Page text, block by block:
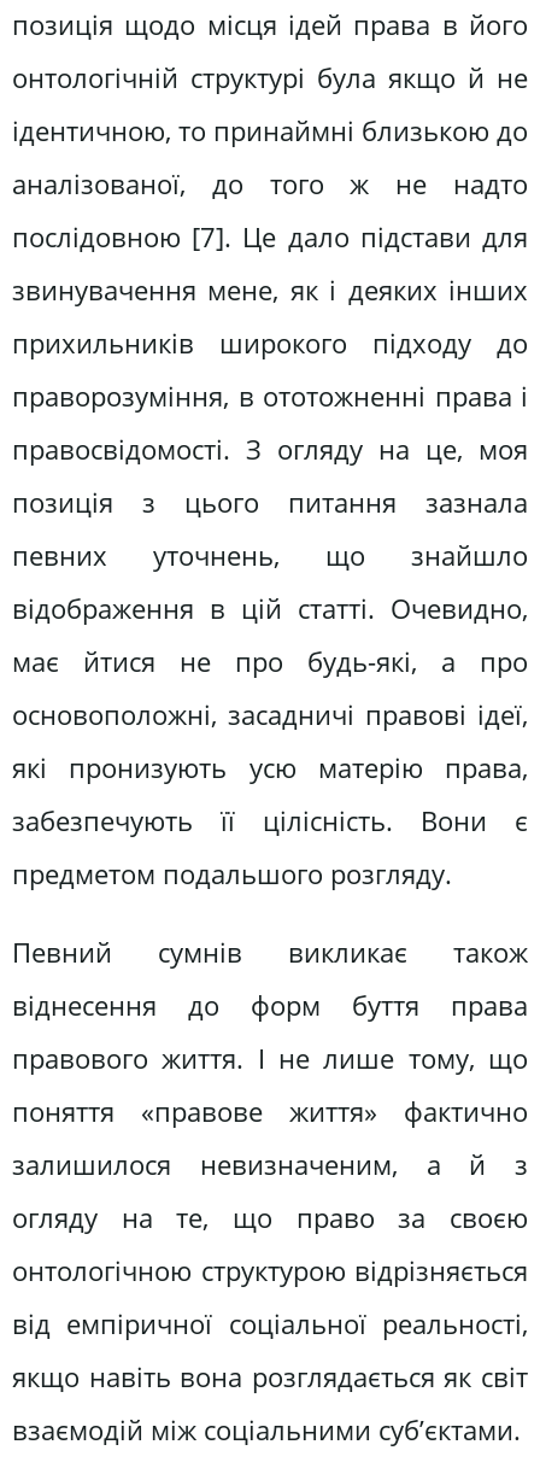
позиція щодо місця ідей права в його
онтологічній структурі була якщо й не
ідентичною, то принаймні близькою до
аналізованої, до того ж не надто
послідовною [7]. Це дало підстави для
звинувачення мене, як і деяких інших
прихильників широкого підходу до
праворозуміння, в ототожненні права і
правосвідомості. З огляду на це, моя
позиція з цього питання зазнала
певних уточнень, що знайшло
відображення в цій статті. Очевидно,
має йтися не про будь-які, а про
основоположні, засадничі правові ідеї,
які пронизують усю матерію права,
забезпечують її цілісність. Вони є
предметом подальшого розгляду.
Певний сумнів викликає також
віднесення до форм буття права
правового життя. І не лише тому, що
поняття «правове життя» фактично
залишилося невизначеним, а й з
огляду на те, що право за своєю
онтологічною структурою відрізняється
від емпіричної соціальної реальності,
якщо навіть вона розглядається як світ
взаємодій між соціальними суб’єктами.